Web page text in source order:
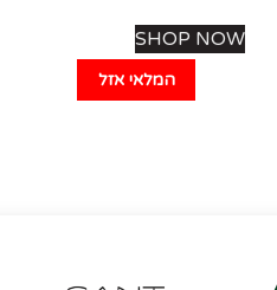
המלאי אזל
SHOP NOW